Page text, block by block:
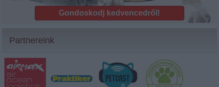
Gondoskodj kedvencedről!
Partnereink